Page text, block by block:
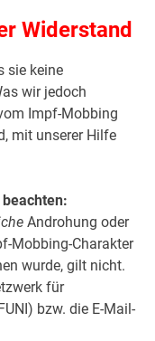
Widerstand
sie keine
wir jedoch
Impf-Mobbing
mit unserer Hilfe
Androhung oder
Mobbing-Charakter
wurde, gilt nicht.
für
bzw. die E-Mail-